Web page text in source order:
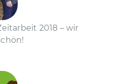
2018 – wir